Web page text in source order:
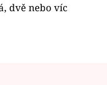
dvě nebo víc